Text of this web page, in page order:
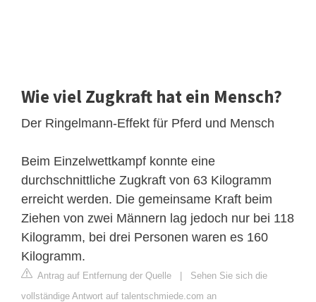
Wie viel Zugkraft hat ein Mensch?
Der Ringelmann-Effekt für Pferd und Mensch
Beim Einzelwettkampf konnte eine
durchschnittliche Zugkraft von 63 Kilogramm
erreicht werden. Die gemeinsame Kraft beim
Ziehen von zwei Männern lag jedoch nur bei 118
Kilogramm, bei drei Personen waren es 160
Kilogramm.
Antrag auf Entfernung der Quelle | Sehen Sie sich die
vollständige Antwort auf talentschmiede.com an